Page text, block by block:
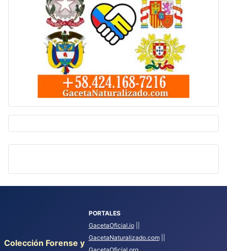
Colección Forense y
PORTALES
GacetaOficial.io||
GacetaNaturalizado.com||